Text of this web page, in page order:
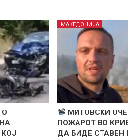
МАКЕДОНИЈА
МИТОВСКИ
ПОЖАРОТ ВО
ДА БИДЕ СТАВЕН